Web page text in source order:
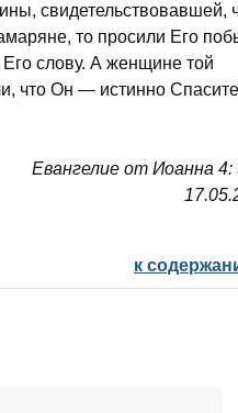
свидетельствовавшей,
то просили Его
слову. А женщине той
что Он — истинно
Евангелие от Иоанна 4:
к